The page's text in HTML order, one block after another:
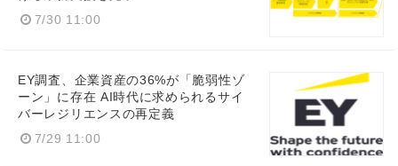
7/30 11:00
EY調査、企業資産の36%が「脆弱性ゾ
ーン」に存在 AI時代に求められるサイ
バーレジリエンスの再定義
7/29 11:00